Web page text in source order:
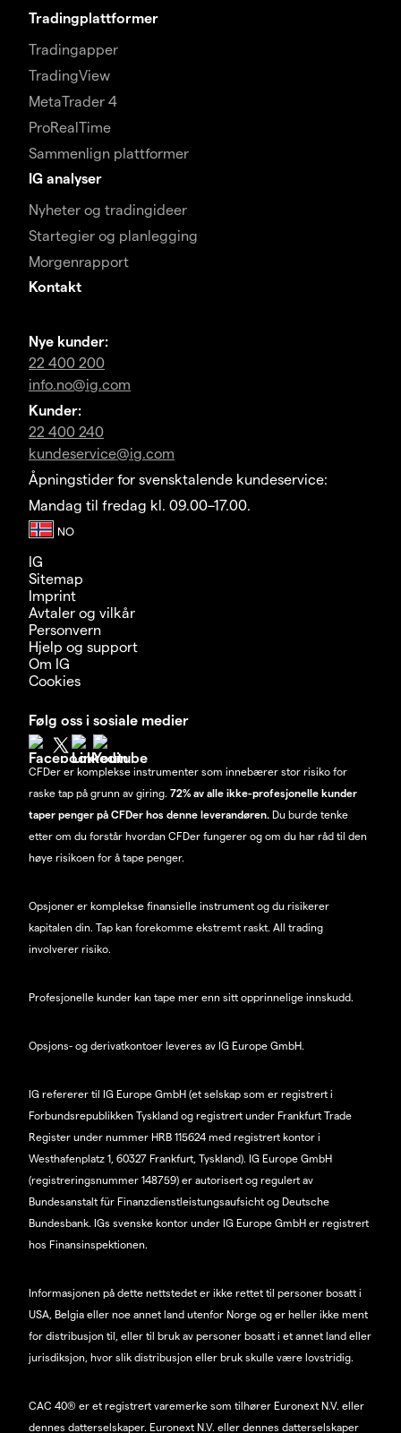
Tradingplattformer
Tradingapper
TradingView
MetaTrader 4
ProRealTime
Sammenlign plattformer
IG analyser
Nyheter og tradingideer
Startegier og planlegging
Morgenrapport
Kontakt
Nye kunder:
22 400 200
info.no@ig.com
Kunder:
22 400 240
kundeservice@ig.com
Åpningstider for svensktalende kundeservice:
Mandag til fredag kl. 09.00–17.00.
IG
Sitemap
Imprint
Avtaler og vilkår
Personvern
Hjelp og support
Om IG
Cookies
Følg oss i sosiale medier
CFDer er komplekse instrumenter som innebærer stor risiko for
raske tap på grunn av giring. 72% av alle ikke-profesjonelle kunder
taper penger på CFDer hos denne leverandøren. Du burde tenke
etter om du forstår hvordan CFDer fungerer og om du har råd til den
høye risikoen for å tape penger.
Opsjoner er komplekse finansielle instrument og du risikerer
kapitalen din. Tap kan forekomme ekstremt raskt. All trading
involverer risiko.
Profesjonelle kunder kan tape mer enn sitt opprinnelige innskudd.
Opsjons- og derivatkontoer leveres av IG Europe GmbH.
IG refererer til IG Europe GmbH (et selskap som er registrert i
Forbundsrepublikken Tyskland og registrert under Frankfurt Trade
Register under nummer HRB 115624 med registrert kontor i
Westhafenplatz 1, 60327 Frankfurt, Tyskland). IG Europe GmbH
(registreringsnummer 148759) er autorisert og regulert av
Bundesanstalt für Finanzdienstleistungsaufsicht og Deutsche
Bundesbank. IGs svenske kontor under IG Europe GmbH er registrert
hos Finansinspektionen.
Informasjonen på dette nettstedet er ikke rettet til personer bosatt i
USA, Belgia eller noe annet land utenfor Norge og er heller ikke ment
for distribusjon til, eller til bruk av personer bosatt i et annet land eller
jurisdiksjon, hvor slik distribusjon eller bruk skulle være lovstridig.
CAC 40® er et registrert varemerke som tilhører Euronext N.V. eller
dennes datterselskaper. Euronext N.V. eller dennes datterselskaper